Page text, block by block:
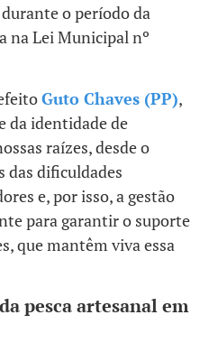
o período da
na Lei Municipal nº
Guto Chaves (PP),
da identidade de
raízes, desde o
das dificuldades
e, por isso, a gestão
para garantir o suporte
que mantêm viva essa
pesca artesanal em